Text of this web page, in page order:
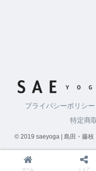
プライバシーポリシー
特定商
© 2019 saeyoga | 島田・藤枝
ホーム シェア